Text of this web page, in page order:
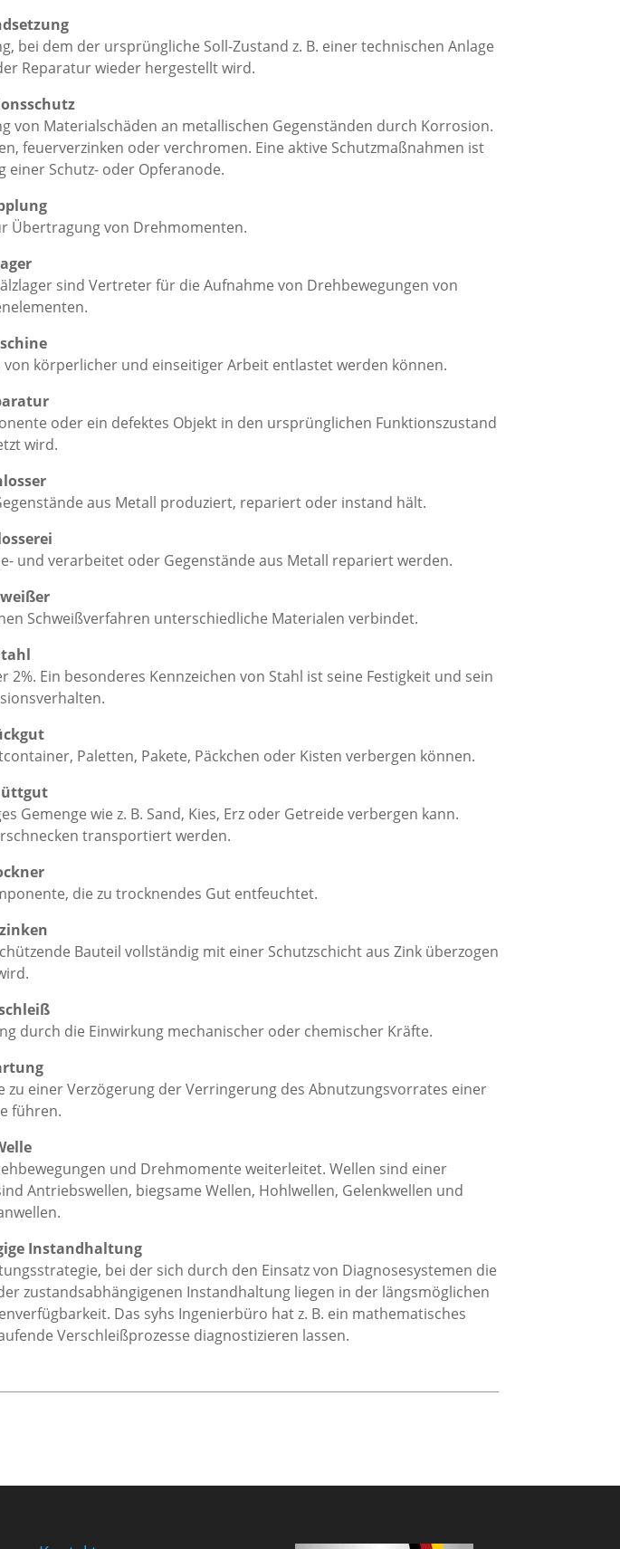
bei dem der ursprüngliche Soll-Zustand z. B. einer technischen Anlage
Reparatur wieder hergestellt wird.
Materialschäden an metallischen Gegenständen durch Korrosion.
feuerverzinken oder verchromen. Eine aktive Schutzmaßnahmen ist
einer Schutz- oder Opferanode.
Übertragung von Drehmomenten.
sind Vertreter für die Aufnahme von Drehbewegungen von
körperlicher und einseitiger Arbeit entlastet werden können.
oder ein defektes Objekt in den ursprünglichen Funktionszustand
wird.
aus Metall produziert, repariert oder instand hält.
und verarbeitet oder Gegenstände aus Metall repariert werden.
Schweißverfahren unterschiedliche Materialen verbindet.
Ein besonderes Kennzeichen von Stahl ist seine Festigkeit und sein
Paletten, Pakete, Päckchen oder Kisten verbergen können.
Gemenge wie z. B. Sand, Kies, Erz oder Getreide verbergen kann.
transportiert werden.
die zu trocknendes Gut entfeuchtet.
Bauteil vollständig mit einer Schutzschicht aus Zink überzogen
durch die Einwirkung mechanischer oder chemischer Kräfte.
einer Verzögerung der Verringerung des Abnutzungsvorrates einer
führen.
und Drehmomente weiterleitet. Wellen sind einer
Antriebswellen, biegsame Wellen, Hohlwellen, Gelenkwellen und
Instandhaltung
bei der sich durch den Einsatz von Diagnosesystemen die
zustandsabhängigenen Instandhaltung liegen in der längsmöglichen
Das syhs Ingenierbüro hat z. B. ein mathematisches
Verschleißprozesse diagnostizieren lassen.